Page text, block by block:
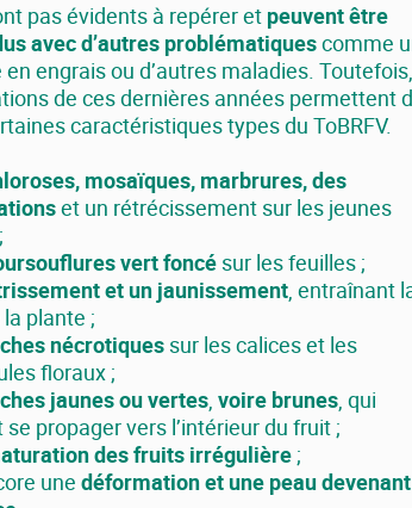
pas évidents à repérer et peuvent être
avec d’autres problématiquescomme
engrais ou d’autres maladies.
de ces dernières années permettent
caractéristiques types du ToBRFV.
mosaïques, marbrures, des
et un rétrécissement sur les jeunes
vert foncé sur les feuilles ;
et un jaunissement, entraînant
plante ;
nécrotiques sur les calices et les
floraux ;
jaunes ou vertes, voire brunes, qui
se propager vers l’intérieur du fruit ;
des fruits irrégulière ;
une déformation et une peau devenant